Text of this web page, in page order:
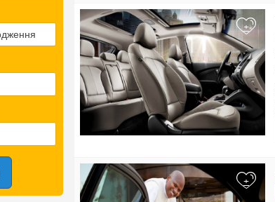
+
+